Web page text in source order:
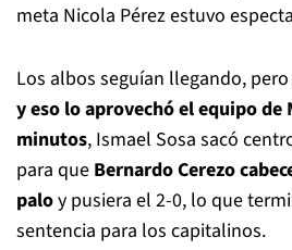
meta Nicola Pérez estuvo
Los albos seguían llegando, pero
y eso lo aprovechó el equipo de
minutos, Ismael Sosa sacó
para que Bernardo Cerezo
paloy pusiera el 2-0, lo que
sentencia para los capitalinos.